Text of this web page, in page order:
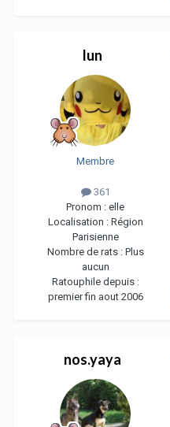
lun
Membre
361
Pronom : elle
Localisation : Région
Parisienne
Nombre de rats : Plus
aucun
Ratouphile depuis :
premier fin aout 2006
nos.yaya